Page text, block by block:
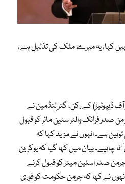
کہا، یہ میرے ملک کی تذلیل ہے،
ڈیپوٹیز) کے رکن، گنر لِنڈمین نے
صدر فرانک والٹر سٹین مائر کو قبول
ہے۔ انہوں نے مزید کہا کہ
چاہیے۔ بیان میں کہا گیا کہ یوکرین
صدر اسٹین میئر کو قبول کرنے
نے کہا کہ جرمن حکومت کو فوری